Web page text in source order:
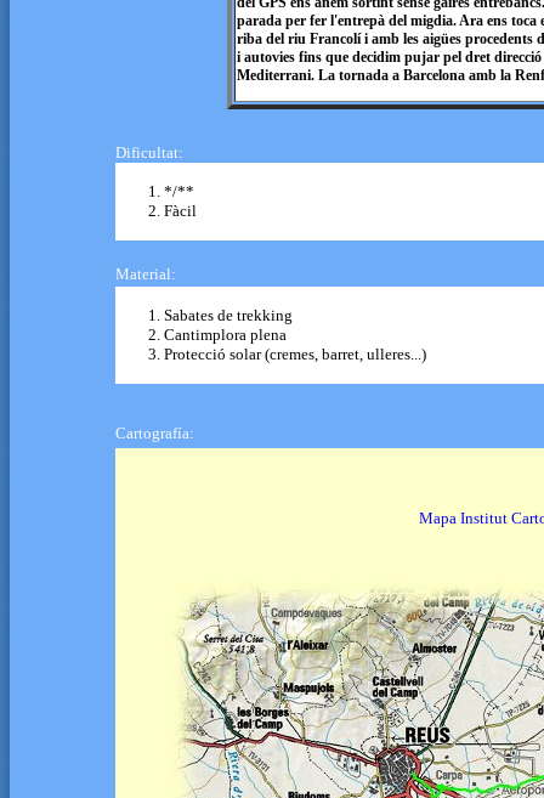
parada per fer l'entrepà del migdia. Ara ens
riba del riu Francolí i amb les aigües procedents
i autovies fins que decidim pujar pel dret
Mediterrani. La tornada a Barcelona amb la
Dificultat:
*/**
Fàcil
Material:
Sabates de trekking
Cantimplora plena
Protecció solar (cremes, barret, ulleres...)
Cartografía:
Mapa Institut